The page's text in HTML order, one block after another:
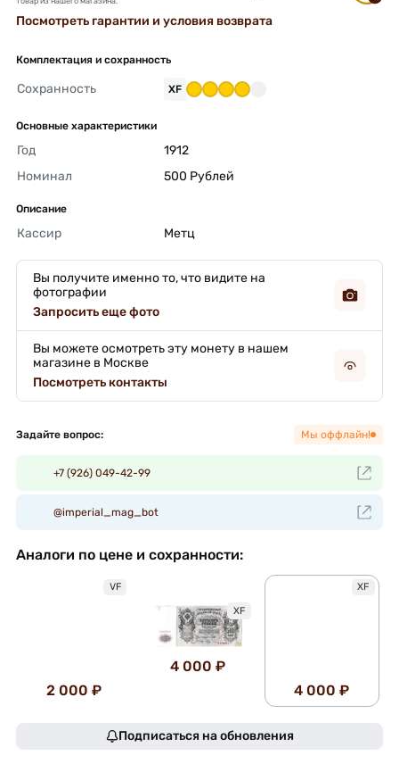
Посмотреть гарантии и условия возврата
Комплектация и сохранность
Сохранность XF
Основные характеристики
Год
1912
Номинал
500 Рублей
Описание
Кассир Метц
Вы получите именно то, что видите на
фотографии
Запросить еще фото
Вы можете осмотреть эту монету в нашем
магазине в Москве
Посмотреть контакты
Задайте вопрос: Мы оффлайн!
+7 (926) 049-42-99
@imperial_mag_bot
Аналоги по цене и сохранности:
VF
2 000 ₽
XF
4 000 ₽
XF
4 000 ₽
Подписаться на обновления